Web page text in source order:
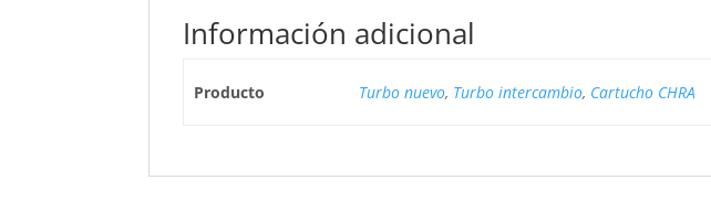
Información adicional
Producto Turbo nuevo, Turbo intercambio, Cartucho CHRA